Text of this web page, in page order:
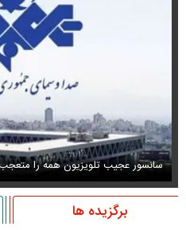
سانسور عجیب تلویزیون همه را
برگزیده ها